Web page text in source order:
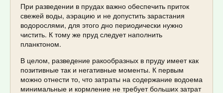
При разведении в прудах важно обеспечить приток
свежей воды, аэрацию и не допустить зарастания
водорослями, для этого дно периодически нужно
чистить. К тому же пруд следует наполнить
планктоном.
В целом, разведение ракообразных в пруду имеет как
позитивные так и негативные моменты. К первым
можно отнести то, что затраты на содержание водоема
минимальные и кормление не требует больших затрат